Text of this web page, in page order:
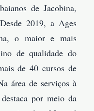
de Jacobina,
2019, a Ages
o maior e mais
de qualidade do
de 40 cursos de
área de serviços à
por meio da